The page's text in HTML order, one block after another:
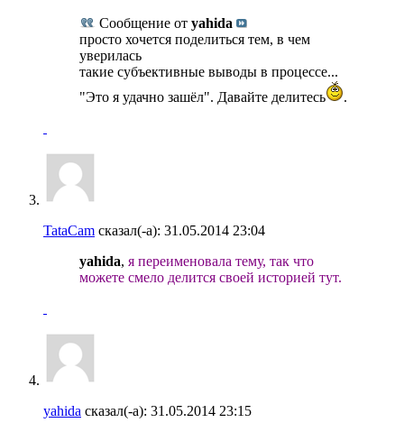
Сообщение от yahida
просто хочется поделиться тем, в чем
уверилась
такие субъективные выводы в процессе...
"Это я удачно зашёл". Давайте делитесь
.
TataCam сказал(-а): 31.05.2014 23:04
yahida, я переименовала тему, так что
можете смело делится своей историей тут.
yahida сказал(-а): 31.05.2014 23:15